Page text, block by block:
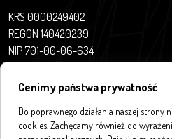
Cenimy państwa prywatność
Do poprawnego działania naszej strony
cookies. Zachęcamy również do
KRS 0000249402
REGON 140420239
NIP 701-00-06-634
O nas
Projekty badawcze
Publikacje